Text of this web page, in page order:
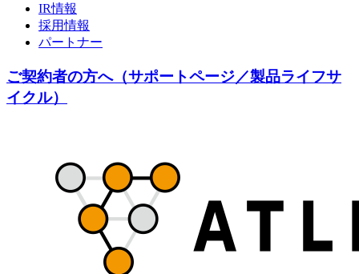
IR情報
採用情報
パートナー
ご契約者の方へ（サポートページ／製品ライフサ
イクル）